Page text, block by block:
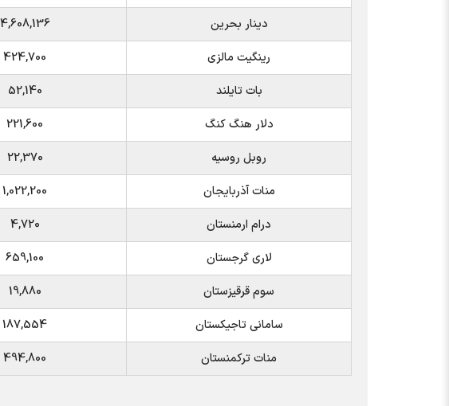
دینار بحرین
4,608,136
رینگیت مالزی
424,700
بات تایلند
52,140
دلار هنگ کنگ
221,600
روبل روسیه
22,370
منات آذربایجان
1,022,200
درام ارمنستان
4,720
لاری گرجستان
659,100
سوم قرقیزستان
19,880
سامانی تاجیکستان
187,554
منات ترکمنستان
494,800